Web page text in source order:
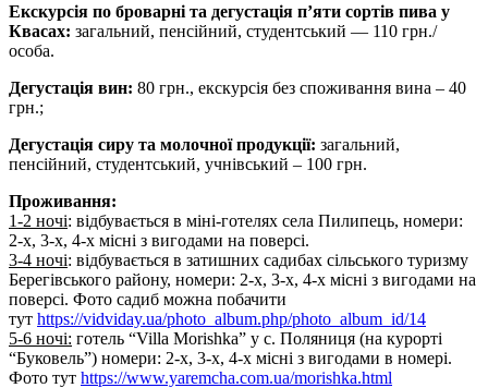
Екскурсія по броварні та дегустація п’яти сортів пива у
Квасах: загальний, пенсійний, студентський — 110 грн./
особа.
Дегустація вин: 80 грн., екскурсія без споживання вина – 40
грн.;
Дегустація сиру та молочної продукції: загальний,
пенсійний, студентський, учнівський – 100 грн.
Проживання:
1-2 ночі: відбувається в міні-готелях села Пилипець, номери:
2-х, 3-х, 4-х місні з вигодами на поверсі.
3-4 ночі: відбувається в затишних садибах сільського туризму
Берегівського району, номери: 2-х, 3-х, 4-х місні з вигодами на
поверсі. Фото садиб можна побачити
тут https://vidviday.ua/photo_album.php/photo_album_id/14
5-6 ночі: готель “Villa Morishka” у с. Поляниця (на курорті
“Буковель”) номери: 2-х, 3-х, 4-х місні з вигодами в номері.
Фото тут https://www.yaremcha.com.ua/morishka.html